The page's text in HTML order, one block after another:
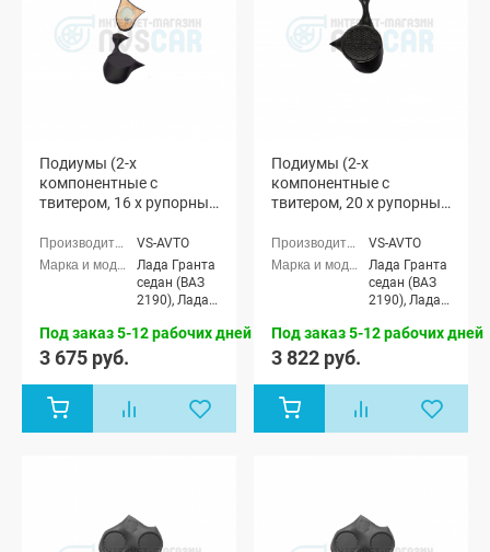
Подиумы (2-х
компонентные с
твитером, 16 x рупорный
Гранта (мод. 2)VS-AVTO
Лада Гранта
седан (ВАЗ
2190), Лада
Спорт седан
лифтбек
(ВАЗ 2191)
Под заказ 5-12 рабочих дней
3 675 руб.
Подиумы (2-х
компонентные с
твитером, 20 x рупорный
Гранта (мод. 2)VS-AVTO
Лада Гранта
седан (ВАЗ
2190), Лада
Спорт седан
лифтбек
(ВАЗ 2191)
Под заказ 5-12 рабочих дней
3 822 руб.